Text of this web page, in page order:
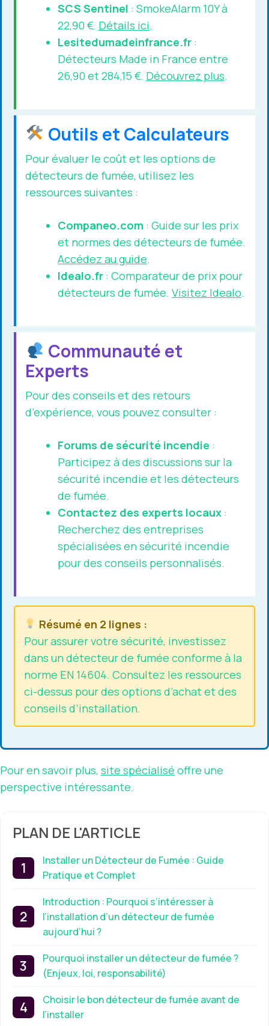
SCS Sentinel : SmokeAlarm 10Y à
22,90 €. Détails ici.
Lesitedumadeinfrance.fr :
Détecteurs Made in France entre
26,90 et 284,15 €. Découvrez plus.
Outils et Calculateurs
Pour évaluer le coût et les options de
détecteurs de fumée, utilisez les
ressources suivantes :
Companeo.com : Guide sur les prix
et normes des détecteurs de fumée.
Accédez au guide.
Idealo.fr : Comparateur de prix pour
détecteurs de fumée. Visitez Idealo.
Communauté et
Experts
Pour des conseils et des retours
d’expérience, vous pouvez consulter :
Forums de sécurité incendie :
Participez à des discussions sur la
sécurité incendie et les détecteurs
de fumée.
Contactez des experts locaux :
Recherchez des entreprises
spécialisées en sécurité incendie
pour des conseils personnalisés.
Résumé en 2 lignes :
Pour assurer votre sécurité, investissez
dans un détecteur de fumée conforme à la
norme EN 14604. Consultez les ressources
ci-dessus pour des options d’achat et des
conseils d’installation.
Pour en savoir plus, site spécialisé offre une
perspective intéressante.
PLAN DE L'ARTICLE
Installer un Détecteur de Fumée : Guide
Pratique et Complet
Introduction : Pourquoi s’intéresser à
l’installation d’un détecteur de fumée
aujourd’hui ?
Pourquoi installer un détecteur de fumée ?
(Enjeux, loi, responsabilité)
Choisir le bon détecteur de fumée avant de
l’installer